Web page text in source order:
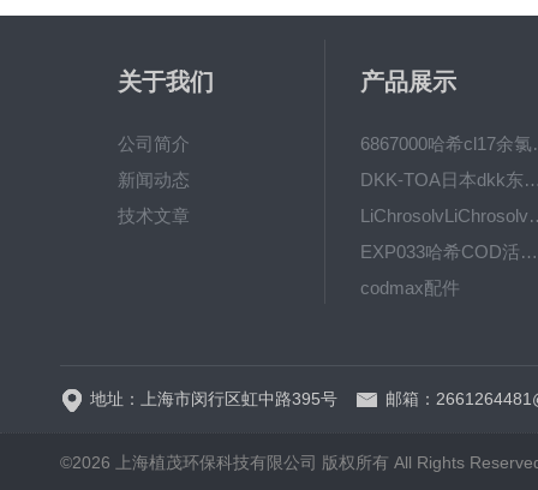
关于我们
公司简介
新闻动态
技术文章
产品展示
6867000
DKK-TOA日本dkk东亚电
EXP033哈希COD活塞泵价格 EXP033
codmax配件
地址：上海市闵行区虹中路395号 邮箱：
©2026 上海植茂环保科技有限公司 版权所有 All Rights